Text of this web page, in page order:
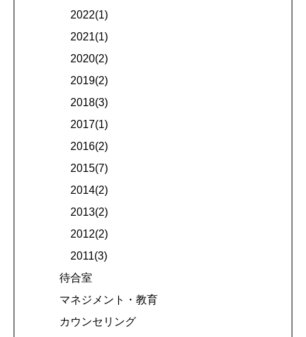
2022(1)
2021(1)
2020(2)
2019(2)
2018(3)
2017(1)
2016(2)
2015(7)
2014(2)
2013(2)
2012(2)
2011(3)
待合室
マネジメント・教育
カウンセリング